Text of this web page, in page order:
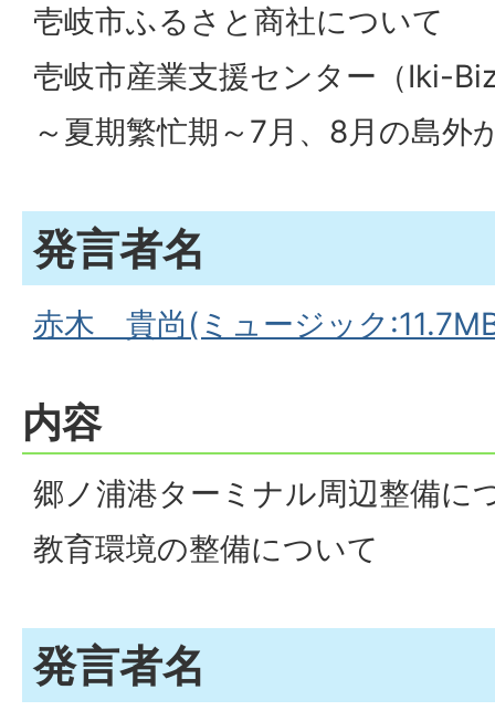
壱岐市ふるさと商社について
壱岐市産業支援センター（Iki-
～夏期繁忙期～7月、8月の島外
発言者名
赤木 貴尚(ミュージック
内容
郷ノ浦港ターミナル周辺整備に
教育環境の整備について
発言者名